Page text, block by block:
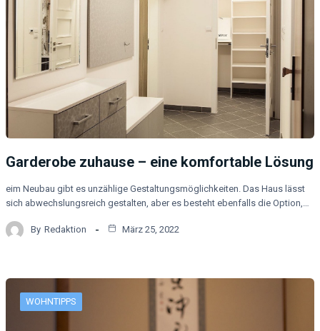
Garderobe zuhause – eine komfortable Lösung
eim Neubau gibt es unzählige Gestaltungsmöglichkeiten. Das Haus lässt
sich abwechslungsreich gestalten, aber es besteht ebenfalls die Option,…
By Redaktion März 25, 2022
WOHNTIPPS